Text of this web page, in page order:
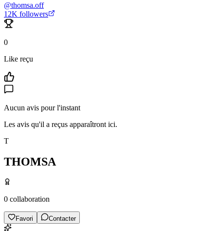
@thomsa.off
12K followers
0
Like reçu
Aucun avis pour l'instant
Les avis qu'il a reçus apparaîtront ici.
T
THOMSA
0 collaboration
Favori Contacter